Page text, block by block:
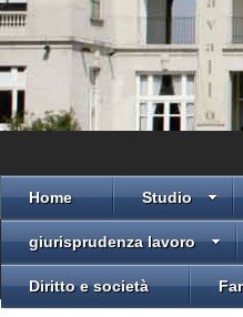
Home Studio
giurisprudenza lavoro
Diritto e società